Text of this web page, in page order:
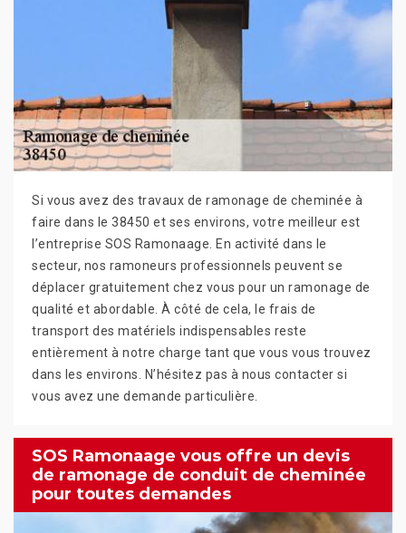
Si vous avez des travaux de ramonage de cheminée à
faire dans le 38450 et ses environs, votre meilleur est
l’entreprise SOS Ramonaage. En activité dans le
secteur, nos ramoneurs professionnels peuvent se
déplacer gratuitement chez vous pour un ramonage de
qualité et abordable. À côté de cela, le frais de
transport des matériels indispensables reste
entièrement à notre charge tant que vous vous trouvez
dans les environs. N’hésitez pas à nous contacter si
vous avez une demande particulière.
SOS Ramonaage vous offre un devis
de ramonage de conduit de cheminée
pour toutes demandes